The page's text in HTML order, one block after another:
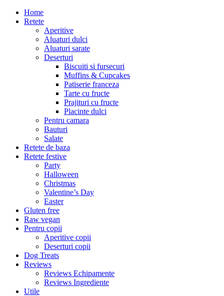
Home
Retete
Aperitive
Aluaturi dulci
Aluaturi sarate
Deserturi
Biscuiti si fursecuri
Muffins & Cupcakes
Patiserie franceza
Tarte cu fructe
Prajituri cu fructe
Placinte dulci
Pentru camara
Bauturi
Salate
Retete de baza
Retete festive
Party
Halloween
Christmas
Valentine’s Day
Easter
Gluten free
Raw vegan
Pentru copii
Aperitive copii
Deserturi copii
Dog Treats
Reviews
Reviews Echipamente
Reviews Ingrediente
Utile